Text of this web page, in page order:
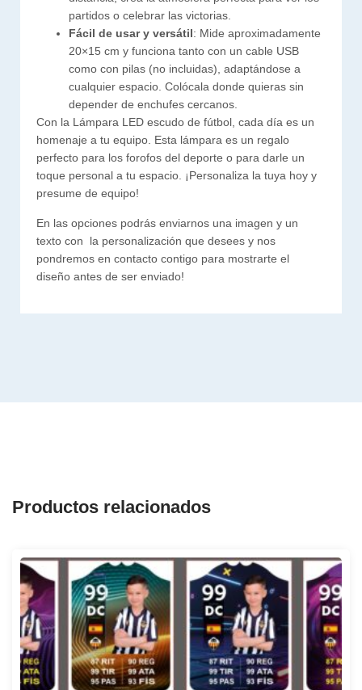
partidos o celebrar las victorias.
Fácil de usar y versátil: Mide aproximadamente
20×15 cm y funciona tanto con un cable USB
como con pilas (no incluidas), adaptándose a
cualquier espacio. Colócala donde quieras sin
depender de enchufes cercanos.
Con la Lámpara LED escudo de fútbol, cada día es un
homenaje a tu equipo. Esta lámpara es un regalo
perfecto para los forofos del deporte o para darle un
toque personal a tu espacio. ¡Personaliza la tuya hoy y
presume de equipo!
En las opciones podrás enviarnos una imagen y un
texto con la personalización que desees y nos
pondremos en contacto contigo para mostrarte el
diseño antes de ser enviado!
Productos relacionados